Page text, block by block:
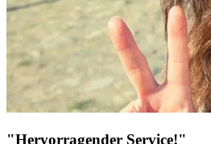
"Hervorragender Service!"